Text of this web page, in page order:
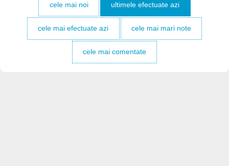
cele mai noi ultimele efectuate azi
cele mai efectuate azi cele mai mari note
cele mai comentate